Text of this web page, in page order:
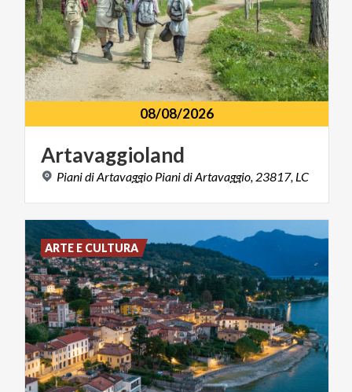
08/08/2026
Artavaggioland
PianidiArtavaggio PianidiArtavaggio, 23817, LC
ARTE E CULTURA